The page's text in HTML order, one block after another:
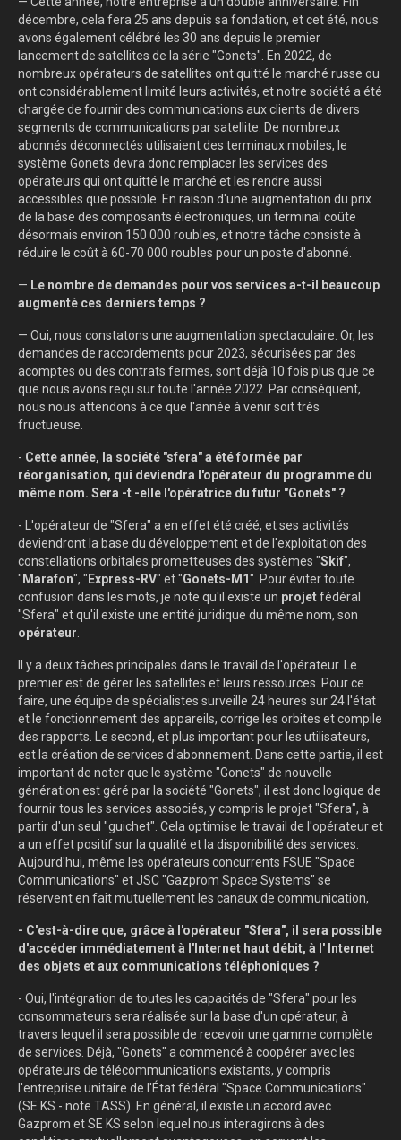
décembre, cela fera 25 ans depuis sa fondation, et cet été, nous
avons également célébré les 30 ans depuis le premier
lancement de satellites de la série "Gonets". En 2022, de
nombreux opérateurs de satellites ont quitté le marché russe ou
ont considérablement limité leurs activités, et notre société a été
chargée de fournir des communications aux clients de divers
segments de communications par satellite. De nombreux
abonnés déconnectés utilisaient des terminaux mobiles, le
système Gonets devra donc remplacer les services des
opérateurs qui ont quitté le marché et les rendre aussi
accessibles que possible. En raison d'une augmentation du prix
de la base des composants électroniques, un terminal coûte
désormais environ 150 000 roubles, et notre tâche consiste à
réduire le coût à 60-70 000 roubles pour un poste d'abonné.
— Le nombre de demandes pour vos services a-t-il beaucoup
augmenté ces derniers temps ?
— Oui, nous constatons une augmentation spectaculaire. Or, les
demandes de raccordements pour 2023, sécurisées par des
acomptes ou des contrats fermes, sont déjà 10 fois plus que ce
que nous avons reçu sur toute l'année 2022. Par conséquent,
nous nous attendons à ce que l'année à venir soit très
fructueuse.
- Cette année, la société "sfera" a été formée par
réorganisation, qui deviendra l'opérateur du programme du
même nom. Sera -t -elle l'opératrice du futur "Gonets" ?
- L'opérateur de "Sfera" a en effet été créé, et ses activités
deviendront la base du développement et de l'exploitation des
constellations orbitales prometteuses des systèmes "Skif",
" Marafon", " Express-RV" et "Gonets-M1". Pour éviter toute
confusion dans les mots, je note qu'il existe un projetfédéral
"Sfera" et qu'il existe une entité juridique du même nom, son
opérateur.
Il y a deux tâches principales dans le travail de l'opérateur. Le
premier est de gérer les satellites et leurs ressources. Pour ce
faire, une équipe de spécialistes surveille 24 heures sur 24 l'état
et le fonctionnement des appareils, corrige les orbites et compile
des rapports. Le second, et plus important pour les utilisateurs,
est la création de services d'abonnement. Dans cette partie, il est
important de noter que le système "Gonets" de nouvelle
génération est géré par la société "Gonets", il est donc logique de
fournir tous les services associés, y compris le projet "Sfera", à
partir d'un seul "guichet". Cela optimise le travail de l'opérateur et
a un effet positif sur la qualité et la disponibilité des services.
Aujourd'hui, même les opérateurs concurrents FSUE "Space
Communications" et JSC "Gazprom Space Systems" se
réservent en fait mutuellement les canaux de communication,
- C'est-à-dire que, grâce à l'opérateur "Sfera", il sera possible
d'accéder immédiatement à l'Internet haut débit, à l' Internet
des objets et aux communications téléphoniques ?
- Oui, l'intégration de toutes les capacités de "Sfera" pour les
consommateurs sera réalisée sur la base d'un opérateur, à
travers lequel il sera possible de recevoir une gamme complète
de services. Déjà, "Gonets" a commencé à coopérer avec les
opérateurs de télécommunications existants, y compris
l'entreprise unitaire de l'État fédéral "Space Communications"
(SE KS - note TASS). En général, il existe un accord avec
Gazprom et SE KS selon lequel nous interagirons à des